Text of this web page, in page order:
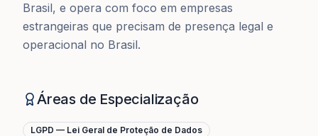
Brasil, e opera com foco em empresas
estrangeiras que precisam de presença legal e
operacional no Brasil.
Áreas de Especialização
LGPD — Lei Geral de Proteção de Dados